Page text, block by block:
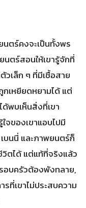
ตร์คงจะเป็นทั้งพร
นตร์สอนให้เขารู้จักที่
วเล็ก ๆ ที่มีเชื้อสาย
กเหยียดหยามได้ แต่
พบเห็นสิ่งที่เขา
ของเขาแอบไปมี
นนี่ และภาพยนตร์ก็
วิตได้ แต่แท้ที่จริงแล้ว
อบครัวต้องพังทลาย,
ที่เขาไม่ประสบความ